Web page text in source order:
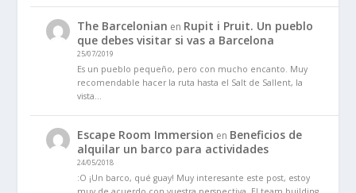
The Barcelonian en Rupit i Pruit. Un pueblo
que debes visitar si vas a Barcelona
25/07/2019
Es un pueblo pequeño, pero con mucho encanto. Muy
recomendable hacer la ruta hasta el Salt de Sallent, la
vista…
Escape Room Immersion en Beneficios de
alquilar un barco para actividades
24/05/2018
:O ¡Un barco, qué guay! Muy interesante este post, estoy